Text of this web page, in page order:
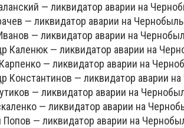
— ликвидатор аварии на
— ликвидатор аварии на
— ликвидатор аварии на
Каленюк — ликвидатор аварии на
— ликвидатор аварии на
Константинов — ликвидатор аварии
— ликвидатор аварии на
— ликвидатор аварии на
Попов — ликвидатор аварии на